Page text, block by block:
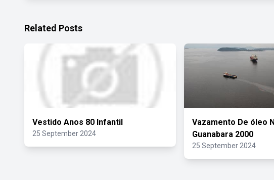
Related Posts
Vestido Anos 80 Infantil
25 September 2024
Vazamento De óleo
Guanabara 2000
25 September 2024